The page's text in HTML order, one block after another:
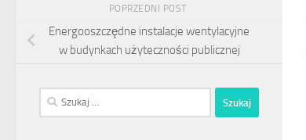
POPRZEDNI POST
Energooszczędne instalacje wentylacyjne
w budynkach użyteczności publicznej
Szukaj: